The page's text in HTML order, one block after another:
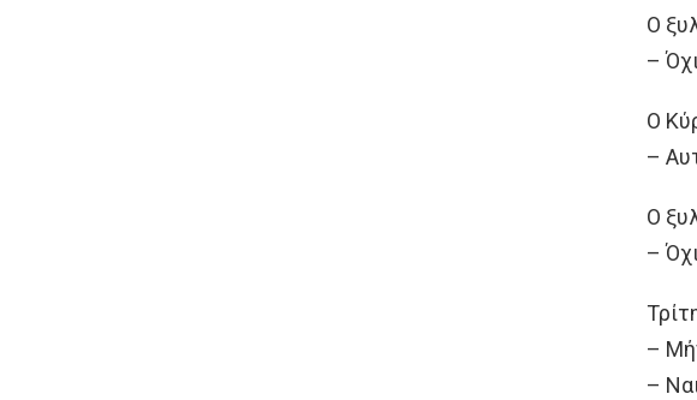
Ο
–
Ο
–
Ο
–
–
–